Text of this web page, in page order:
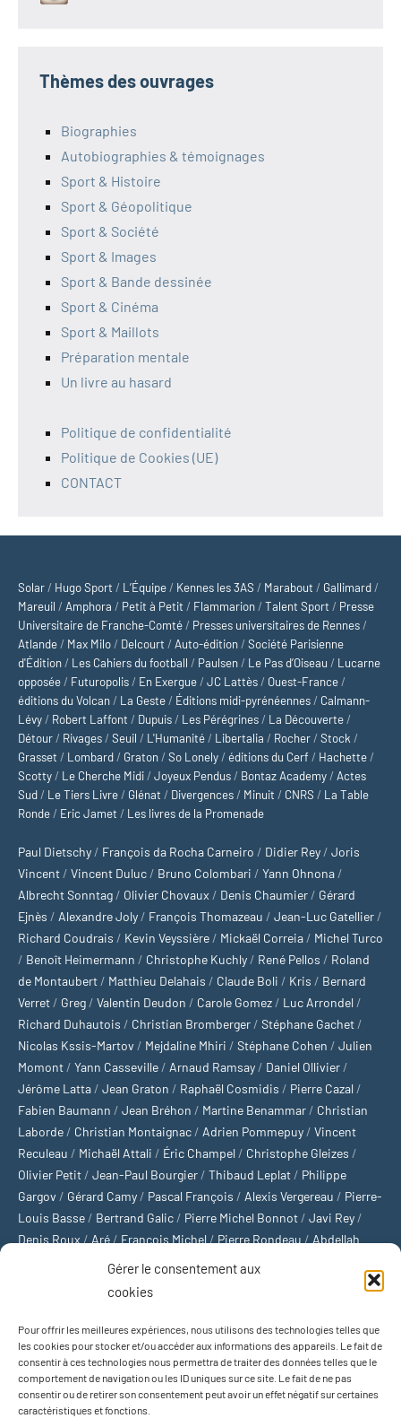
Gérer le consentement aux
cookies
Pour offrir les meilleures expériences, nous utilisons des technologies telles que
les cookies pour stocker et/ou accéder aux informations des appareils. Le fait de
consentir à ces technologies nous permettra de traiter des données telles que le
comportement de navigation ou les ID uniques sur ce site. Le fait de ne pas
consentir ou de retirer son consentement peut avoir un effet négatif sur certaines
caractéristiques et fonctions.
Thèmes des ouvrages
Biographies
Autobiographies & témoignages
Sport & Histoire
Sport & Géopolitique
Sport & Société
Sport & Images
Sport & Bande dessinée
Sport & Cinéma
Sport & Maillots
Préparation mentale
Un livre au hasard
Politique de confidentialité
Politique de Cookies (UE)
CONTACT
Solar / Hugo Sport / L’Équipe / Kennes les 3AS / Marabout / Gallimard /
Mareuil / Amphora / Petit à Petit / Flammarion /Talent Sport / Presse
Universitaire de Franche-Comté / Presses universitaires de Rennes /
Atlande / Max Milo / Delcourt / Auto-édition /Société Parisienne
d'Édition / Les Cahiers du football / Paulsen / Le Pas d’Oiseau / Lucarne
opposée / Futuropolis / En Exergue /JC Lattès / Ouest-France /
éditions du Volcan / La Geste / Éditions midi-pyrénéennes / Calmann-
Lévy / Robert Laffont / Dupuis / Les Pérégrines / La Découverte /
Détour / Rivages /Seuil / L'Humanité / Libertalia / Rocher /Stock /
Grasset / Lombard / Graton /So Lonely /éditions du Cerf / Hachette /
Scotty / Le Cherche Midi /Joyeux Pendus / Bontaz Academy / Actes
Sud / Le Tiers Livre / Glénat / Divergences / Minuit / CNRS / La Table
Ronde / Eric Jamet / Les livres de la Promenade
Paul Dietschy / François da Rocha Carneiro / Didier Rey / Joris
Vincent / Vincent Duluc / Bruno Colombari / Yann Ohnona /
Albrecht Sonntag / Olivier Chovaux / Denis Chaumier / Gérard
Ejnès / Alexandre Joly / François Thomazeau / Jean-Luc Gatellier /
Richard Coudrais / Kevin Veyssière / Mickaël Correia / Michel Turco
/ Benoît Heimermann / Christophe Kuchly / René Pellos / Roland
de Montaubert / Matthieu Delahais / Claude Boli / Kris / Bernard
Verret / Greg / Valentin Deudon / Carole Gomez / Luc Arrondel /
Richard Duhautois / Christian Bromberger / Stéphane Gachet /
Nicolas Kssis-Martov / Mejdaline Mhiri / Stéphane Cohen / Julien
Momont / Yann Casseville / Arnaud Ramsay / Daniel Ollivier /
Jérôme Latta / Jean Graton / Raphaël Cosmidis / Pierre Cazal /
Fabien Baumann / Jean Bréhon / Martine Benammar / Christian
Laborde / Christian Montaignac / Adrien Pommepuy / Vincent
Reculeau / Michaël Attali / Éric Champel / Christophe Gleizes /
Olivier Petit / Jean-Paul Bourgier / Thibaud Leplat / Philippe
Gargov / Gérard Camy / Pascal François / Alexis Vergereau / Pierre-
Louis Basse / Bertrand Galic / Pierre Michel Bonnot / Javi Rey /
Denis Roux / Aré / François Michel / Pierre Rondeau / Abdellah
Michaël Delépine
Football/ Cyclisme/Tous les sports/Jeux olympiques/Rugby/
Basket-ball/Sports US/Boxe/Tennis/Bateaux/Formule 1/
Moto/Natation/Sports d'hiver/Marathon/Trail/Automobile
Baseball/Golf/Athlétisme